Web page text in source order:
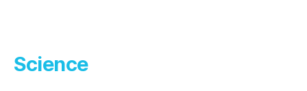
Science
Science
Science
Science
Science